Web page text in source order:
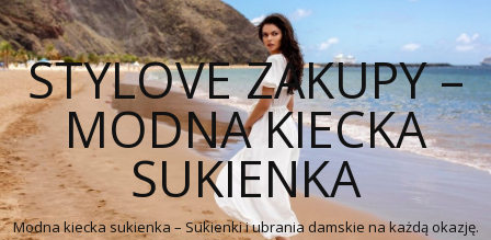
STYLOVE ZAKUPY –
MODNA KIECKA
SUKIENKA
Modna kiecka sukienka – Sukienki i ubrania damskie na każdą okazję.